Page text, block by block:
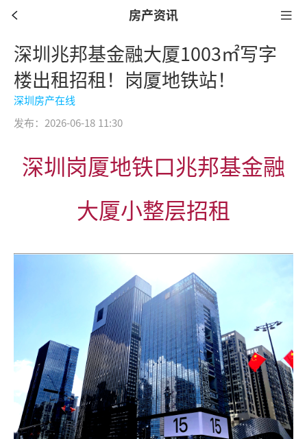
房产资讯
深圳兆邦基金融大厦1003㎡写字
楼出租招租！岗厦地铁站！
深圳房产在线
发布：2026-06-18 11:30
深圳岗厦地铁口兆邦基金融
大厦小整层招租